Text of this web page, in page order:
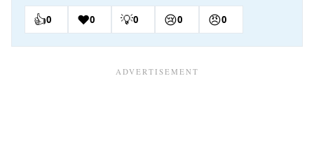
👍0 ❤️0 💡0 😢0 😠0